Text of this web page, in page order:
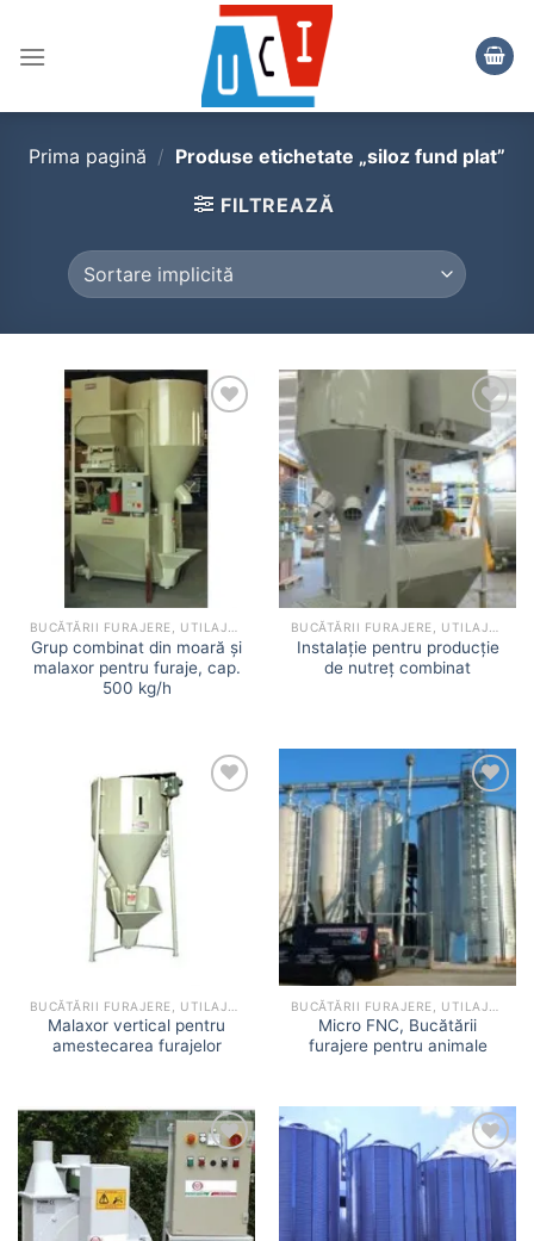
content
Prima pagină / Produse etichetate „siloz fund plat”
FILTREAZĂ
Add to
wishlist
Grup combinat din moară și
malaxor pentru furaje, cap.
500 kg/h
Add to
wishlist
Instalație pentru producție
de nutreț combinat
Malaxor vertical pentru
amestecarea furajelor
Add to
wishlist
Micro FNC, Bucătării
furajere pentru animale
wishlist